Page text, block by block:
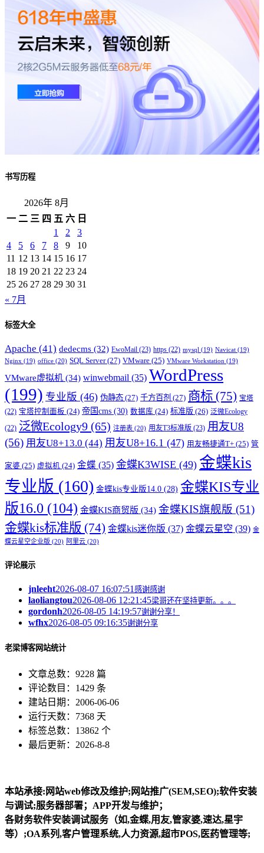
书写历程
2026年 8月
一 二 三 四 五 六 日
1
2
3
4
5 6 7 8 9
10
11 12 13 14 15 16 17
18 19 20 21 22 23 24
25 26 27 28 29 30 31
« 7月
标签大全
Apache (41) dedecms (32) EwoMail (23) https (22) mysql (19) Navicat (19)
Nginx (19) office (20) SQL Server(27) VMware (25) VMware Workstation (19)
VMware虚拟机 (34) winwebmail (35) WordPress
(199) 专业版 (46) 伪静态 (27) 千方百剂 (27) 商标 (75) 宝塔
(22) 宝塔控制面板 (24) 帝国cms (30) 数据库 (24) 标准版 (26) 泛微Ecology
(22) 泛微Ecology9 (65) 注册表 (20) 用友T3标准版 (23) 用友U8
(56) 用友U8+13.0 (44) 用友U8+16.1 (47) 用友畅捷通T+ (25) 管
家婆 (25) 虚拟机 (24) 金蝶 (35) 金蝶K3WISE (49) 金蝶kis
专业版 (160) 金蝶kis专业版14.0 (28) 金蝶KIS专业
版16.0 (104) 金蝶KIS商贸版 (34) 金蝶KIS旗舰版 (51)
金蝶kis标准版 (74) 金蝶kis迷你版 (37) 金蝶云星空 (39) 金
蝶云星空企业版 (20) 阿里云 (20)
评论展示
jnleeht2026-08-07 16:07:51 感谢感谢
laoliangtou2026-08-06 12:21:45梁哥还在坚持更新。。。
gordonh2026-08-05 14:19:57谢谢分享！
wfhx2026-08-05 09:16:35谢谢分享
老梁博客网站统计
文章总数：9228 篇
评论数目：1429 条
建站日期：2006-06-06
运行天数：7368 天
标签总数：13862 个
最后更新：2026-8-8
本站承接:网站web修改及维护;网站推广(SEM,SEO);软件安装
与调试;服务器部署；APP开发与维护；
各财务软件安装调试服务（如,金蝶,用友,管家婆,速达,星宇
等）;OA系列,客户管理系统,人力资源,超市POS,医药管理等;